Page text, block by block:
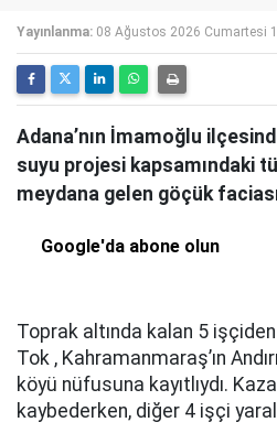
Yayınlanma: 08 Ağustos 2026 Cumartesi
Adana’nın İmamoğlu
suyu projesi kapsamındaki
meydana gelen göçük
Google'da abone olun
Toprak altında kalan 5
Tok , Kahramanmaraş’ın
köyü nüfusuna kayıtlıydı.
kaybederken, diğer 4 işçi